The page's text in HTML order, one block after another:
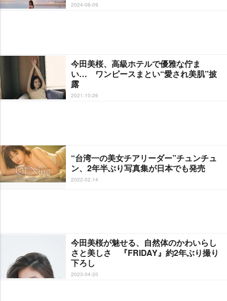
2024-06-09
今田美桜、高級ホテルで優雅な佇ま
い… ワンピースまとい“愛され美肌”披
露
2021-10-26
“台湾一の美女チアリーダー”チュンチュ
ン、2年半ぶり写真集が日本でも発売
2022-02-14
今田美桜が魅せる、自然体のかわいらし
さと美しさ 『FRIDAY』約2年ぶり撮り
下ろし
2023-04-20